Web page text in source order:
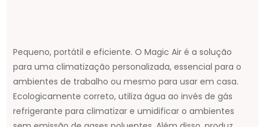
Pequeno, portátil e eficiente. O Magic Air é a solução
para uma climatização personalizada, essencial para o
ambientes de trabalho ou mesmo para usar em casa.
Ecologicamente correto, utiliza água ao invés de gás
refrigerante para climatizar e umidificar o ambientes